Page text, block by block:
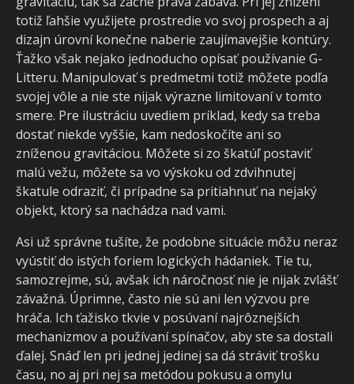
totiž ľahšie využijete prostredie vo svoj prospech a aj
dizajn úrovní konečne naberie zaujímavejšie kontúry.
Ťažko však nejako jednoducho opísať používanie G-
Litteru. Manipulovať s predmetmi totiž môžete podľa
svojej vôle a nie ste nijak výrazne limitovaní v tomto
smere. Pre ilustráciu uvediem príklad, kedy sa treba
dostať niekde vyššie, kam nedoskočíte ani so
zníženou gravitáciou. Môžete si zo škatúľ postaviť
malú vežu, môžete sa vo výskoku od zdvihnutej
škatule odraziť, či prípadne sa pritiahnuť na nejaký
objekt, ktorý sa nachádza nad vami.
Asi už správne tušíte, že podobne situácie môžu neraz
vyústiť do istých foriem logických hádaniek. Tie tu,
samozrejme, sú, avšak ich náročnosť nie je nijak zvlášť
závažná. Úprimne, často nie sú ani len výzvou pre
hráča. Ich ťažisko tkvie v posúvaní najrôznejších
mechanizmov a používaní spínačov, aby ste sa dostali
ďalej. Snáď len pri jednej jedinej sa dá stráviť trošku
času, no aj pri nej sa metódou pokusu a omylu